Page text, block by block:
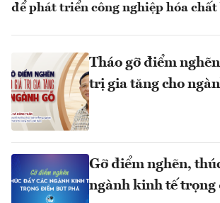
để phát triển công nghiệp hóa chất
Tháo gỡ điểm
trị gia tăng cho
Gỡ điểm nghẽn,
ngành kinh tế trọng